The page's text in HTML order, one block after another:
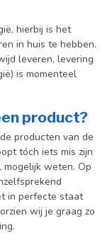
hierbij is het
in huis te hebben.
leveren, levering
is momenteel
product?
producten van de
tóch iets mis zijn
weten. Op
in perfecte staat
wij je graag zo